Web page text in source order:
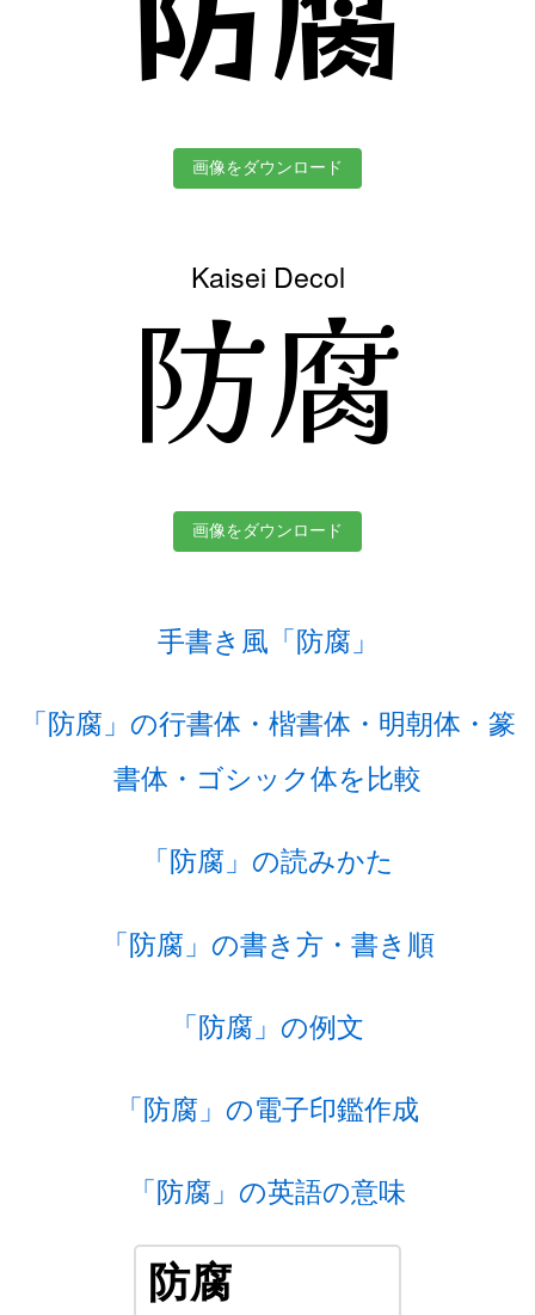
画像をダウンロード
Kaisei Decol
防腐
画像をダウンロード
手書き風「防腐」
「防腐」の行書体・楷書体・明朝体・篆
書体・ゴシック体を比較
「防腐」の読みかた
「防腐」の書き方・書き順
「防腐」の例文
「防腐」の電子印鑑作成
「防腐」の英語の意味